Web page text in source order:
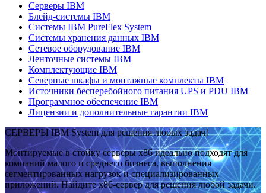
Серверы IBM
Блейд-системы IBM
Системы IBM PureFlex System
Системы хранения данных IBM
Сетевое оборудование IBM
Ленточные системы IBM
Комплектующие IBM
Северные шкафы и монтажные комплекты IBM
Источники бесперебойного питания UPS и PDU IBM
Программное обеспечение IBM
Лицензии и дополнительные гарантии IBM
СЕРВЕРЫ IBM System для решения любых задач!
Монтируемые в стойку серверы x86 идеально подходят для
компаний малого и среднего бизнеса, выполнения
сегментированных нагрузок и специализированных
приложений. Найдите x86-сервер для решения любой задачи.